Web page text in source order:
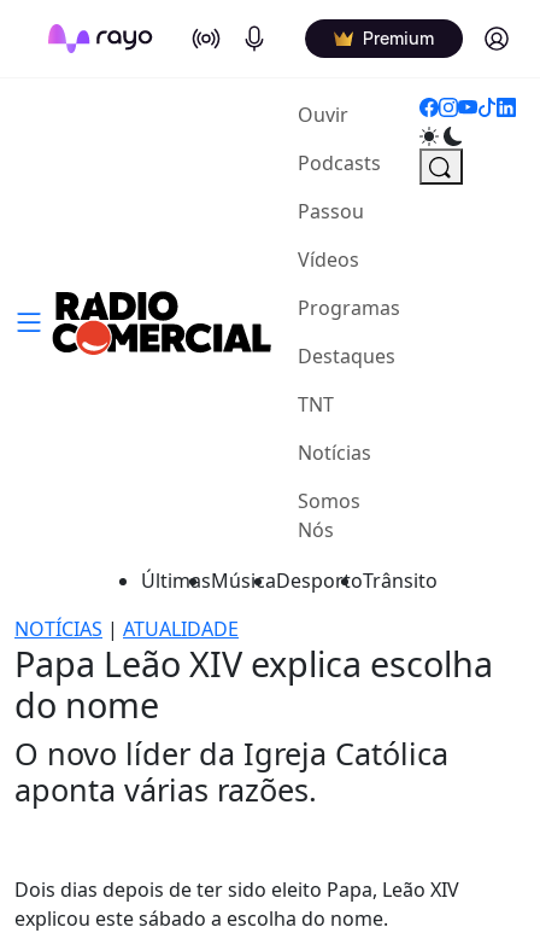
On Air Podcasts Premium Log in
Ouvir(current)
Podcasts
Passou
Vídeos
Programas
Destaques
TNT
Notícias
Somos
Nós
ÚltimasMúsicaDesportoTrânsito
NOTÍCIAS | ATUALIDADE
Papa Leão XIV explica escolha
do nome
O novo líder da Igreja Católica
aponta várias razões.
Dois dias depois de ter sido eleito Papa, Leão XIV
explicou este sábado a escolha do nome.